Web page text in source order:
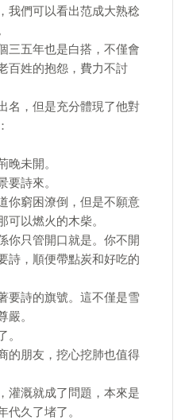
我們可以看出范成大熟稔
三五年也是白搭，不僅會
百姓的抱怨，費力不討
名，但是充分體現了他對
晚未開。
要詩來。
你窮困潦倒，但是不願意
可以燃火的木柴。
你只管開口就是。你不開
詩，順便帶點炭和好吃的
要詩的旗號。這不僅是雪
。
的朋友，挖心挖肺也值得
灌溉就成了問題，本來是
代久了堵了。